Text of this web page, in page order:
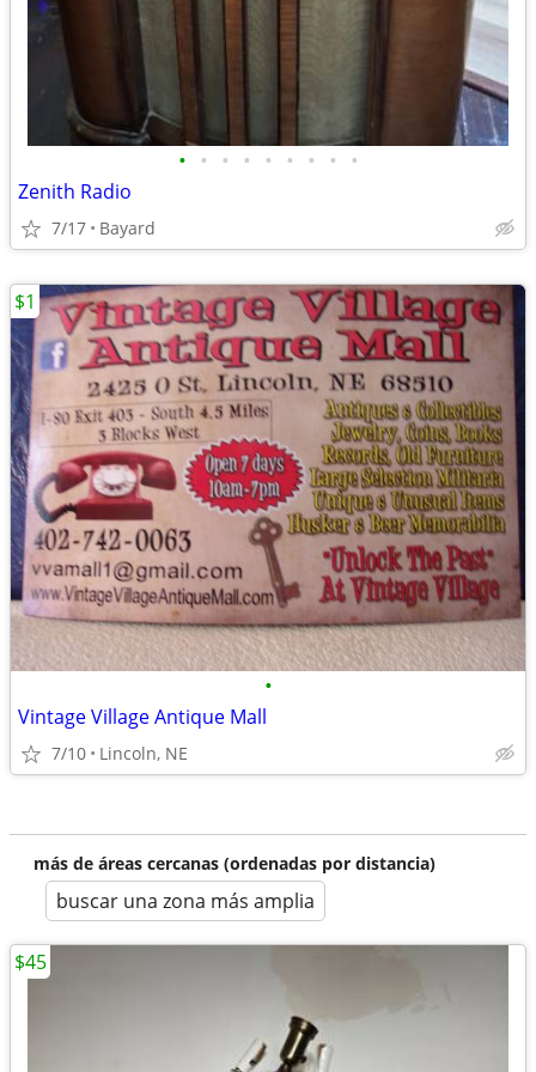
• • • • • • • • •
Zenith Radio
7/17 Bayard
•
Vintage Village Antique Mall
7/10 Lincoln, NE
$1
más de áreas cercanas (ordenadas por distancia)
buscar una zona más amplia
$45